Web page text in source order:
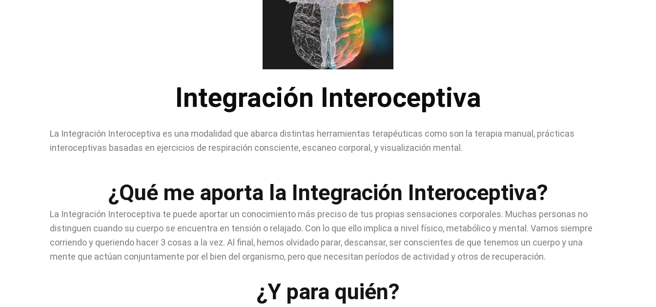
Integración Interoceptiva
La Integración Interoceptiva es una modalidad que abarca distintas herramientas terapéuticas como son la terapia manual, prácticas
interoceptivas basadas en ejercicios de respiración consciente, escaneo corporal, y visualización mental.
¿Qué me aporta la Integración Interoceptiva?
La Integración Interoceptiva te puede aportar un conocimiento más preciso de tus propias sensaciones corporales. Muchas personas no
distinguen cuando su cuerpo se encuentra en tensión o relajado. Con lo que ello implica a nivel físico, metabólico y mental. Vamos siempre
corriendo y queriendo hacer 3 cosas a la vez. Al final, hemos olvidado parar, descansar, ser conscientes de que tenemos un cuerpo y una
mente que actúan conjuntamente por el bien del organismo, pero que necesitan períodos de actividad y otros de recuperación.
¿Y para quién?